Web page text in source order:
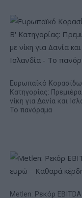
Ευρωπαϊκό
Κατηγορίας:
νίκη για Δανία και
Το πανόραμα
Metlen: Ρεκόρ